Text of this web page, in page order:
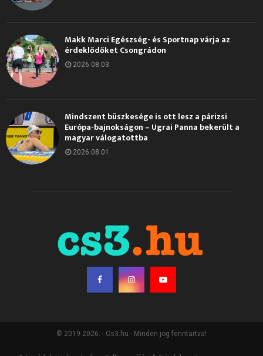
Makk Marci Egészség- és Sportnap várja az
érdeklődőket Csongrádon
2026.08.03.
Mindszent büszkesége is ott lesz a párizsi
Európa-bajnokságon – Ugrai Panna bekerült a
magyar válogatottba
2026.08.01.
© 2019-2026. - Cs3.hu - Minden jog fenntartva!